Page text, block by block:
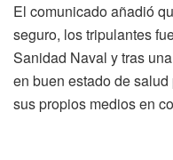
El comunicado añadió
seguro, los tripulantes
Sanidad Naval y tras
en buen estado de
sus propios medios en